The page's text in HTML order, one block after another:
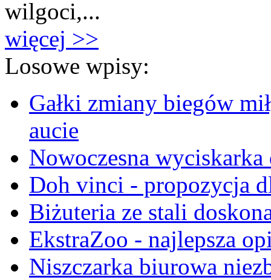
wilgoci,...
więcej >>
Losowe wpisy:
Gałki zmiany biegów
aucie
Nowoczesna
Doh vinci - propozycja
Biżuteria ze stali
EkstraZoo - najlepsza
Niszczarka biurowa